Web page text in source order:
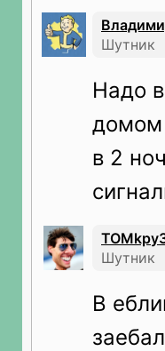
Шутник
Надо
домом
в 2
Шутник
В